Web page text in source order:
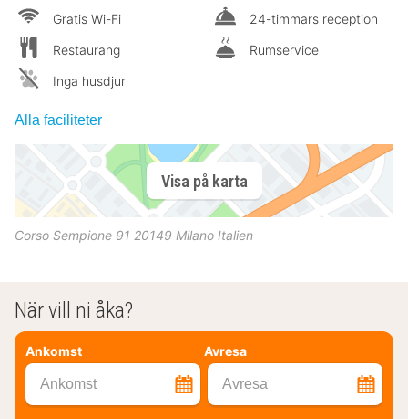
Gratis Wi-Fi
Restaurang
Inga husdjur
24-timmars reception
Rumservice
Alla faciliteter
Visa på karta
Corso Sempione 91 20149 Milano Italien
När vill ni åka?
Ankomst Avresa
Ankomst Avresa